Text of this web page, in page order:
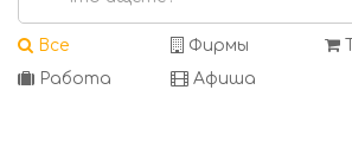
Все Фирмы
Работа
Афиша